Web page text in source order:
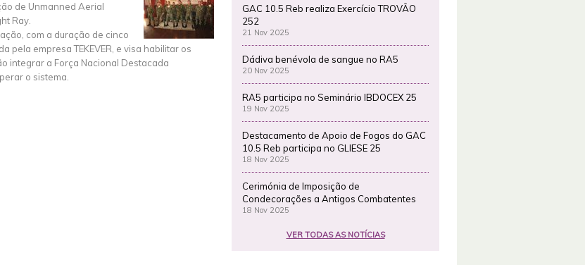
de Unmanned Aerial
Ray.
com a duração de cinco
pela empresa TEKEVER, e visa habilitar os
integrar a Força Nacional Destacada
o sistema.
GAC 10.5 Reb realiza Exercício TROVÃO
252
21 Nov 2025
Dádiva benévola de sangue no RA5
20 Nov 2025
RA5 participa no Seminário IBDOCEX 25
19 Nov 2025
Destacamento de Apoio de Fogos do GAC
10.5 Reb participa no GLIESE 25
18 Nov 2025
Cerimónia de Imposição de
Condecorações a Antigos Combatentes
18 Nov 2025
VER TODAS AS NOTÍCIAS